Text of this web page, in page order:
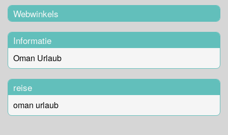
Webwinkels
Informatie
Oman Urlaub
reise
oman urlaub